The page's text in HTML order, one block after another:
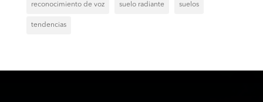
reconocimiento de voz suelo radiante suelos
tendencias